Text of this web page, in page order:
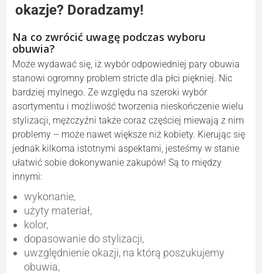
okazje? Doradzamy!
Na co zwrócić uwagę podczas wyboru
obuwia?
Może wydawać się, iż wybór odpowiedniej pary obuwia
stanowi ogromny problem stricte dla płci piękniej. Nic
bardziej mylnego. Ze względu na szeroki wybór
asortymentu i możliwość tworzenia nieskończenie wielu
stylizacji, mężczyźni także coraz częściej miewają z nim
problemy – może nawet większe niż kobiety. Kierując się
jednak kilkoma istotnymi aspektami, jesteśmy w stanie
ułatwić sobie dokonywanie zakupów! Są to między
innymi:
wykonanie,
użyty materiał,
kolor,
dopasowanie do stylizacji,
uwzględnienie okazji, na którą poszukujemy
obuwia,